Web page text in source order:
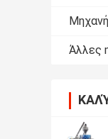
Άλλες